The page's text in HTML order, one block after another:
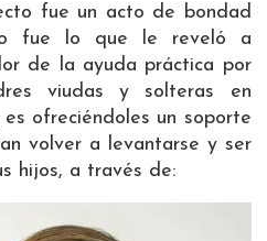
fue un acto de bondad
fue lo que le reveló a
de la ayuda práctica por
viudas y solteras en
es ofreciéndoles un soporte
volver a levantarse y ser
hijos, a través de: